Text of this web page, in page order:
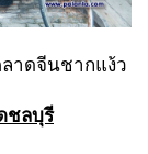
าดจีนชากแง้ว
ชลบุรี